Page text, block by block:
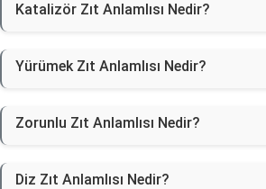
Katalizör Zıt Anlamlısı Nedir?
Yürümek Zıt Anlamlısı Nedir?
Zorunlu Zıt Anlamlısı Nedir?
Diz Zıt Anlamlısı Nedir?